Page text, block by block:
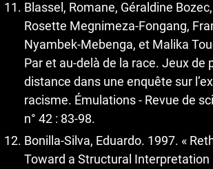
Blassel, Romane, Géraldine
Rosette Megnimeza-Fongang,
Nyambek-Mebenga, et Malika
Par et au-delà de la race. Jeux de
distance dans une enquête sur
racisme. Émulations - Revue de
n° 42 : 83-98.
Bonilla-Silva, Eduardo. 1997. «
Toward a Structural Interpretation